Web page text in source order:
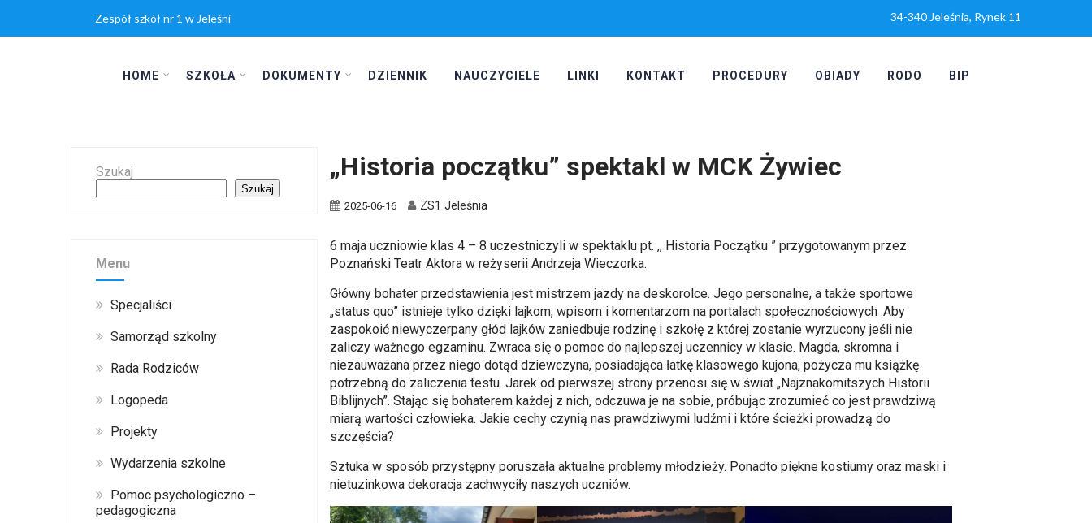
Zespół szkół nr 1 w Jeleśni 34-340 Jeleśnia, Rynek 11
HOME SZKOŁA DOKUMENTY DZIENNIK NAUCZYCIELE LINKI KONTAKT PROCEDURY OBIADY RODO BIP
Szukaj
Szukaj
Menu
Specjaliści
Samorząd szkolny
Rada Rodziców
Logopeda
Projekty
Wydarzenia szkolne
Pomoc psychologiczno –
pedagogiczna
„Historia początku” spektakl w MCK Żywiec
2025-06-16 ZS1 Jeleśnia
6 maja uczniowie klas 4 – 8 uczestniczyli w spektaklu pt. ,, Historia Początku ” przygotowanym przez
Poznański Teatr Aktora w reżyserii Andrzeja Wieczorka.
Główny bohater przedstawienia jest mistrzem jazdy na deskorolce. Jego personalne, a także sportowe
„status quo” istnieje tylko dzięki lajkom, wpisom i komentarzom na portalach społecznościowych .Aby
zaspokoić niewyczerpany głód lajków zaniedbuje rodzinę i szkołę z której zostanie wyrzucony jeśli nie
zaliczy ważnego egzaminu. Zwraca się o pomoc do najlepszej uczennicy w klasie. Magda, skromna i
niezauważana przez niego dotąd dziewczyna, posiadająca łatkę klasowego kujona, pożycza mu książkę
potrzebną do zaliczenia testu. Jarek od pierwszej strony przenosi się w świat „Najznakomitszych Historii
Biblijnych”. Stając się bohaterem każdej z nich, odczuwa je na sobie, próbując zrozumieć co jest prawdziwą
miarą wartości człowieka. Jakie cechy czynią nas prawdziwymi ludźmi i które ścieżki prowadzą do
szczęścia?
Sztuka w sposób przystępny poruszała aktualne problemy młodzieży. Ponadto piękne kostiumy oraz maski i
nietuzinkowa dekoracja zachwyciły naszych uczniów.